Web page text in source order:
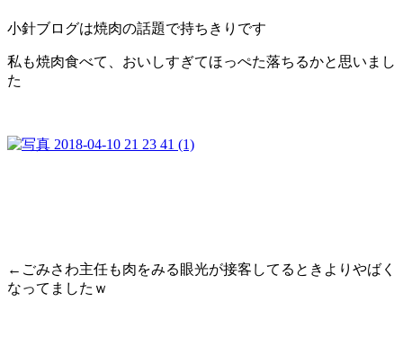
小針ブログは焼肉の話題で持ちきりです
私も焼肉食べて、おいしすぎてほっぺた落ちるかと思いまし
た
←ごみさわ主任も肉をみる眼光が接客してるときよりやばく
なってましたｗ